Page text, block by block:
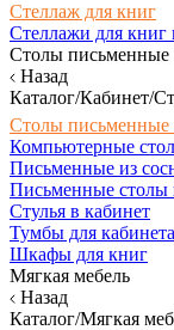
Стеллаж для книг
Стеллажи для книг
Столы
Назад
Каталог/Кабинет/
Столы
Компьютерные
Письменные из
Письменные столы
Стулья в кабинет
Тумбы для кабинета
Шкафы для книг
Мягкая мебель
Назад
Каталог/Мягкая